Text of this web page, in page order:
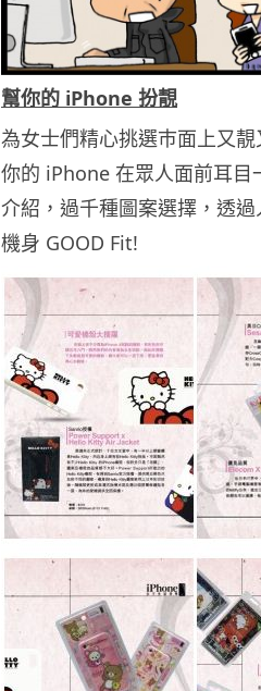
幫你的 iPhone 扮靚
為女士們精心挑選巿面上又
你的 iPhone 在眾人面前耳
介紹，過千種圖案選擇，透
機身 GOOD Fit!